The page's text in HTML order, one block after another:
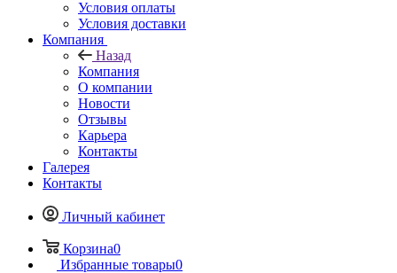
Условия оплаты
Условия доставки
Компания
Назад
Компания
О компании
Новости
Отзывы
Карьера
Контакты
Галерея
Контакты
Личный кабинет
Корзина0
Избранные товары0